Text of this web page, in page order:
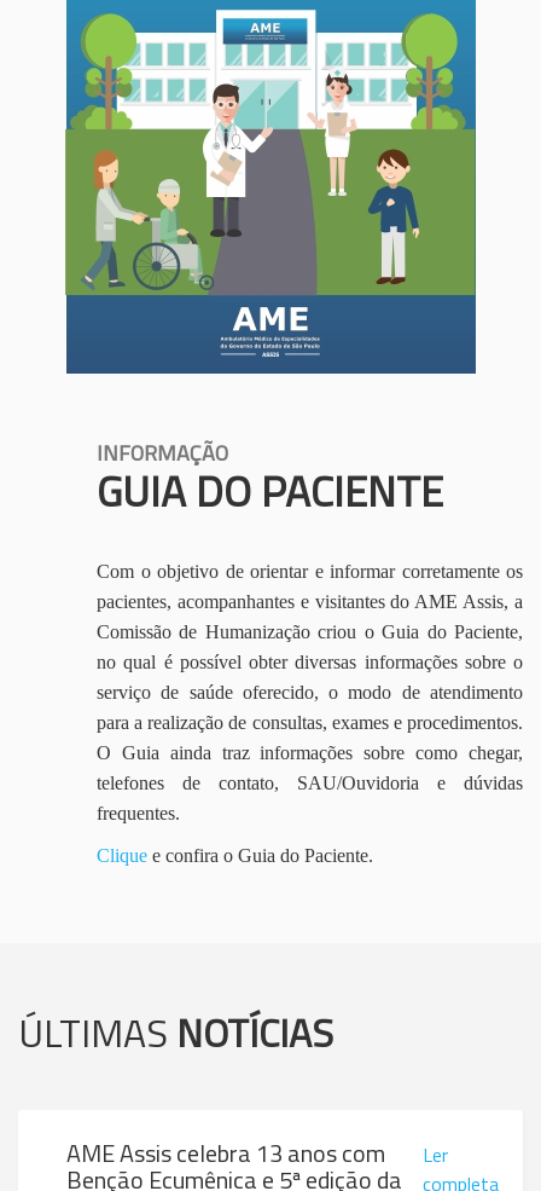
INFORMAÇÃO
GUIA DO PACIENTE
Com o objetivo de orientar e informar corretamente os
pacientes, acompanhantes e visitantes do AME Assis, a
Comissão de Humanização criou o Guia do Paciente,
no qual é possível obter diversas informações sobre o
serviço de saúde oferecido, o modo de atendimento
para a realização de consultas, exames e procedimentos.
O Guia ainda traz informações sobre como chegar,
telefones de contato, SAU/Ouvidoria e dúvidas
frequentes.
Clique e confira o Guia do Paciente.
ÚLTIMAS NOTÍCIAS
AME Assis celebra 13 anos com
Benção Ecumênica e 5ª edição da
Ler
completa